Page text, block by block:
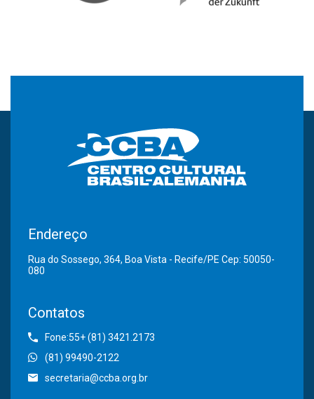
Endereço
Rua do Sossego, 364, Boa Vista - Recife/PE Cep: 50050-
080
Contatos
Fone:55+ (81) 3421.2173
(81) 99490-2122
secretaria@ccba.org.br